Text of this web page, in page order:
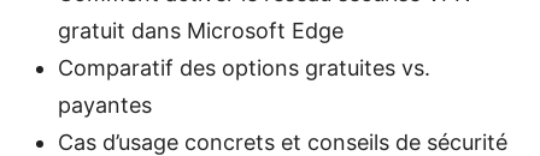
gratuit dans Microsoft Edge
Comparatif des options gratuites vs.
payantes
Cas d’usage concrets et conseils de sécurité